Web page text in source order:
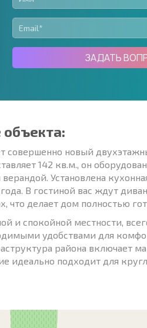
Отправить
ЗАДАТЬ
совершенно новый
142 кв.м., он
Установлена
В гостиной вас ждут
что делает дом полностью
и спокойной местности,
удобствами для
района включает
идеально подходит для